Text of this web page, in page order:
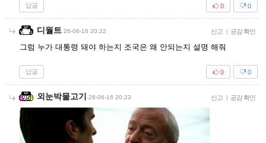
답글 0
0
디월트 26-06-16 20:22 신고 공감 확인
그럼 누가 대통령 돼야 하는지 조국은 왜 안되는지 설명 해줘
답글 0
0
외눈박물고기 26-06-16 20:23 신고 공감 확인